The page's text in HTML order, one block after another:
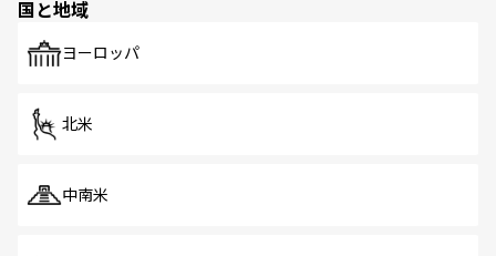
で、ホーカーズは地元の風情を楽しめる外せないスポット
国と地域
ヨーロッパ
北米
中南米